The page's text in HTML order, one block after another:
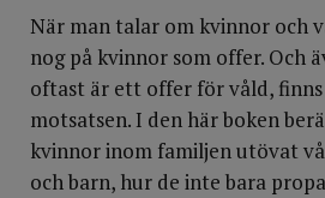
När man talar om kvinnor och
nog på kvinnor som offer. Och
oftast är ett offer för våld,
motsatsen. I den här boken
kvinnor inom familjen utövat
och barn, hur de inte bara